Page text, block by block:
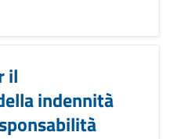
il
indennità